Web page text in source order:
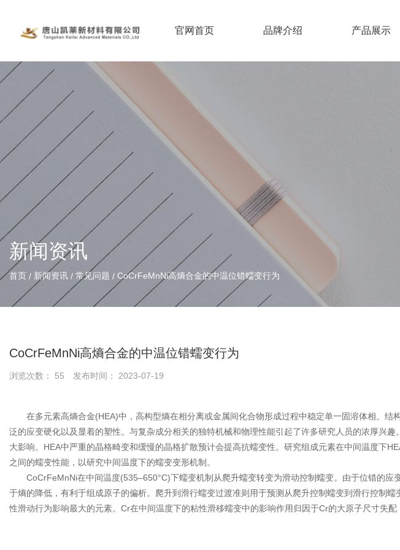
官网首页 品牌介绍 产品展示
新闻资讯
首页 / 新闻资讯 / 常见问题 / CoCrFeMnNi高熵合金的中温位错蠕变行为
CoCrFeMnNi高熵合金的中温位错蠕变行为
浏览次数： 55 发布时间： 2023-07-19
在多元素高熵合金(HEA)中，高构型熵在相分离或金属间化合物形成过程中稳定单一固溶体相。结
泛的应变硬化以及显着的塑性。与复杂成分相关的独特机械和物理性能引起了许多研究人员的浓厚兴
大影响。HEA中严重的晶格畸变和缓慢的晶格扩散预计会提高抗蠕变性。研究组成元素在中间温度下
之间的蠕变性能，以研究中间温度下的蠕变变形机制。
CoCrFeMnNi在中间温度(535–650°C)下蠕变机制从爬升蠕变转变为滑动控制蠕变。由于位错的应
于熵的降低，有利于组成原子的偏析。爬升到滑行蠕变过渡准则用于预测从爬升控制蠕变到滑行控制
性滑动行为影响最大的元素。Cr在中间温度下的粘性滑移蠕变中的影响作用归因于Cr的大原子尺寸失